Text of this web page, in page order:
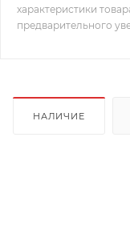
характеристики
предварительного
НАЛИЧИЕ